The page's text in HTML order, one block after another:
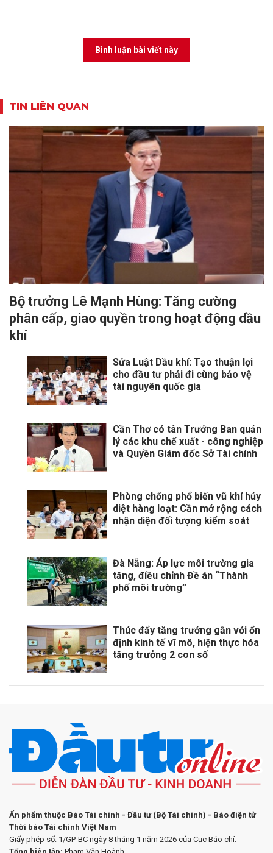
Bình luận bài viết này
TIN LIÊN QUAN
Bộ trưởng Lê Mạnh Hùng: Tăng cường
phân cấp, giao quyền trong hoạt động dầu
khí
Sửa Luật Dầu khí: Tạo thuận lợi
cho đầu tư phải đi cùng bảo vệ
tài nguyên quốc gia
Cần Thơ có tân Trưởng Ban quản
lý các khu chế xuất - công nghiệp
và Quyền Giám đốc Sở Tài chính
Phòng chống phổ biến vũ khí hủy
diệt hàng loạt: Cần mở rộng cách
nhận diện đối tượng kiểm soát
Đà Nẵng: Áp lực môi trường gia
tăng, điều chỉnh Đề án “Thành
phố môi trường”
Thúc đẩy tăng trưởng gắn với ổn
định kinh tế vĩ mô, hiện thực hóa
tăng trưởng 2 con số
Ấn phẩm thuộc Báo Tài chính - Đầu tư (Bộ Tài chính) - Báo điện tử
Thời báo Tài chính Việt Nam
Giấy phép số: 1/GP-BC ngày 8 tháng 1 năm 2026 của Cục Báo chí.